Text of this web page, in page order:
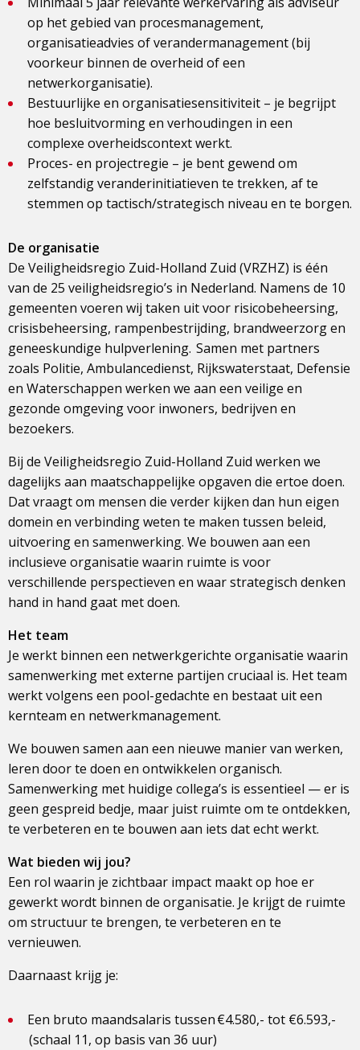
op het gebied van procesmanagement,
organisatieadvies of verandermanagement (bij
voorkeur binnen de overheid of een
netwerkorganisatie).
Bestuurlijke en organisatiesensitiviteit – je begrijpt
hoe besluitvorming en verhoudingen in een
complexe overheidscontext werkt.
Proces- en projectregie – je bent gewend om
zelfstandig veranderinitiatieven te trekken, af te
stemmen op tactisch/strategisch niveau en te borgen.
De organisatie
De Veiligheidsregio Zuid-Holland Zuid (VRZHZ) is één
van de 25 veiligheidsregio’s in Nederland. Namens de 10
gemeenten voeren wij taken uit voor risicobeheersing,
crisisbeheersing, rampenbestrijding, brandweerzorg en
geneeskundige hulpverlening. Samen met partners
zoals Politie, Ambulancedienst, Rijkswaterstaat, Defensie
en Waterschappen werken we aan een veilige en
gezonde omgeving voor inwoners, bedrijven en
bezoekers.
Bij de Veiligheidsregio Zuid-Holland Zuid werken we
dagelijks aan maatschappelijke opgaven die ertoe doen.
Dat vraagt om mensen die verder kijken dan hun eigen
domein en verbinding weten te maken tussen beleid,
uitvoering en samenwerking. We bouwen aan een
inclusieve organisatie waarin ruimte is voor
verschillende perspectieven en waar strategisch denken
hand in hand gaat met doen.
Het team
Je werkt binnen een netwerkgerichte organisatie waarin
samenwerking met externe partijen cruciaal is. Het team
werkt volgens een pool-gedachte en bestaat uit een
kernteam en netwerkmanagement.
We bouwen samen aan een nieuwe manier van werken,
leren door te doen en ontwikkelen organisch.
Samenwerking met huidige collega’s is essentieel — er is
geen gespreid bedje, maar juist ruimte om te ontdekken,
te verbeteren en te bouwen aan iets dat echt werkt.
Wat bieden wij jou?
Een rol waarin je zichtbaar impact maakt op hoe er
gewerkt wordt binnen de organisatie. Je krijgt de ruimte
om structuur te brengen, te verbeteren en te
vernieuwen.
Daarnaast krijg je:
Een bruto maandsalaris tussen €4.580,- tot €6.593,-
(schaal 11, op basis van 36 uur)